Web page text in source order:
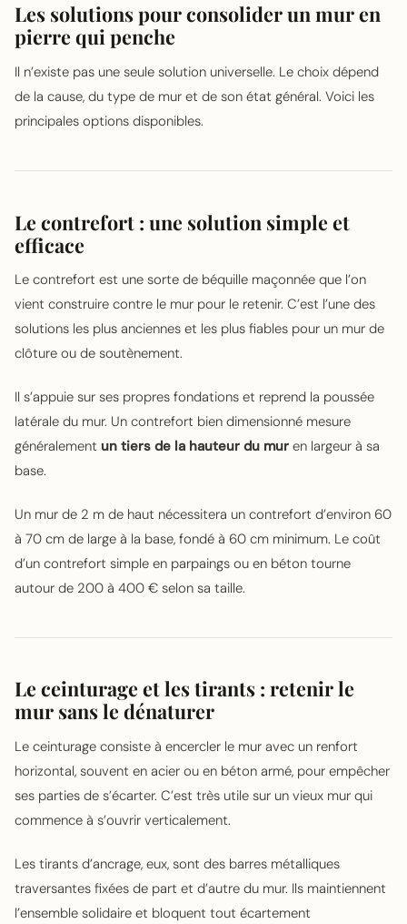
Les solutions pour consolider un mur en
pierre qui penche
Il n’existe pas une seule solution universelle. Le choix dépend
de la cause, du type de mur et de son état général. Voici les
principales options disponibles.
Le contrefort : une solution simple et
efficace
Le contrefort est une sorte de béquille maçonnée que l’on
vient construire contre le mur pour le retenir. C’est l’une des
solutions les plus anciennes et les plus fiables pour un mur de
clôture ou de soutènement.
Il s’appuie sur ses propres fondations et reprend la poussée
latérale du mur. Un contrefort bien dimensionné mesure
généralement un tiers de la hauteur du mur en largeur à sa
base.
Un mur de 2 m de haut nécessitera un contrefort d’environ 60
à 70 cm de large à la base, fondé à 60 cm minimum. Le coût
d’un contrefort simple en parpaings ou en béton tourne
autour de 200 à 400 € selon sa taille.
Le ceinturage et les tirants : retenir le
mur sans le dénaturer
Le ceinturage consiste à encercler le mur avec un renfort
horizontal, souvent en acier ou en béton armé, pour empêcher
ses parties de s’écarter. C’est très utile sur un vieux mur qui
commence à s’ouvrir verticalement.
Les tirants d’ancrage, eux, sont des barres métalliques
traversantes fixées de part et d’autre du mur. Ils maintiennent
l’ensemble solidaire et bloquent tout écartement